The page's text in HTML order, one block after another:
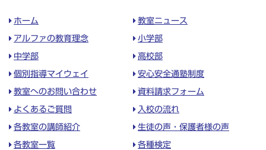
ホーム 教室ニュース
アルファの教育理念 小学部
中学部 高校部
個別指導マイウェイ 安心安全通塾制度
教室へのお問い合わせ 資料請求フォーム
よくあるご質問 入校の流れ
各教室の講師紹介 生徒の声・保護者様の声
各教室一覧 各種検定